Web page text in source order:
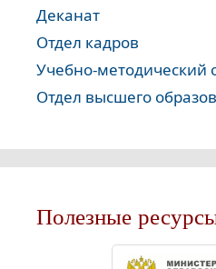
Деканат
Отдел кадров
Учебно-методический
Отдел высшего
Полезные